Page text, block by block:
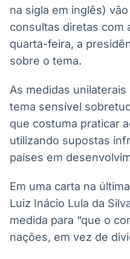
na sigla em inglês)
consultas diretas com
quarta-feira, a
sobre o tema.
As medidas
tema sensível
que costuma praticar
utilizando supostas
países em
Em uma carta na
Luiz Inácio Lula da
medida para “que o
nações, em vez de